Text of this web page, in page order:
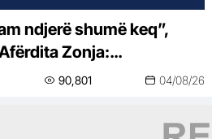
Zonja:
nuk e kam takuar në
90,801 04/08/26